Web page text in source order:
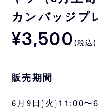
カンバッジプ
¥3,500 (税込)
販売期間
6月9日(火)11:00〜